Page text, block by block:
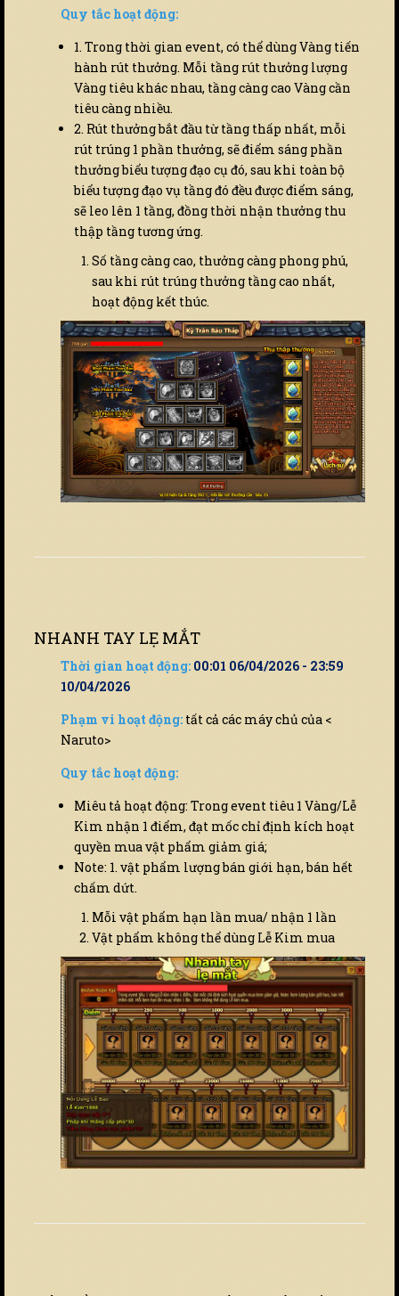
Quy tắc hoạt động:
1. Trong thời gian event, có thể dùng Vàng tiến
hành rút thưởng. Mỗi tầng rút thưởng lượng
Vàng tiêu khác nhau, tầng càng cao Vàng cần
tiêu càng nhiều.
2. Rút thưởng bắt đầu từ tầng thấp nhất, mỗi
rút trúng 1 phần thưởng, sẽ điểm sáng phần
thưởng biểu tượng đạo cụ đó, sau khi toàn bộ
biểu tượng đạo vụ tầng đó đều được điểm sáng,
sẽ leo lên 1 tầng, đồng thời nhận thưởng thu
thập tầng tương ứng.
Số tầng càng cao, thưởng càng phong phú,
sau khi rút trúng thưởng tầng cao nhất,
hoạt động kết thúc.
NHANH TAY LẸ MẮT
Thời gian hoạt động: 00:01 06/04/2026 - 23:59
10/04/2026
Phạm vi hoạt động: tất cả các máy chủ của <
Naruto>
Quy tắc hoạt động:
Miêu tả hoạt động: Trong event tiêu 1 Vàng/Lễ
Kim nhận 1 điểm, đạt mốc chỉ định kích hoạt
quyền mua vật phẩm giảm giá;
Note: 1. vật phẩm lượng bán giới hạn, bán hết
chấm dứt.
Mỗi vật phẩm hạn lần mua/ nhận 1 lần
Vật phẩm không thể dùng Lễ Kim mua